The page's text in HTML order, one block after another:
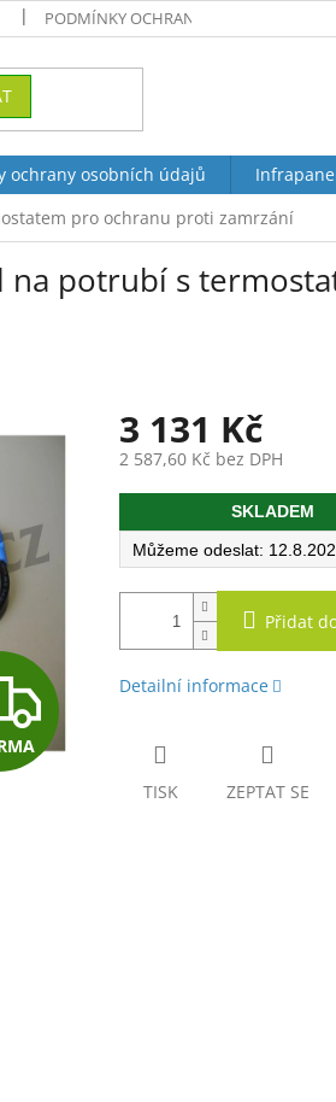
PODMÍNKY OCHRANY OSOBNÍCH ÚDAJŮ
ochrany osobních údajů
pro ochranu proti zamrzání
na potrubí s
Z
D
3 131 Kč
2 587,60 Kč bez DPH
Měrná
SKLADEM
Přidat
Detailní informace
TISK ZEPTAT SE